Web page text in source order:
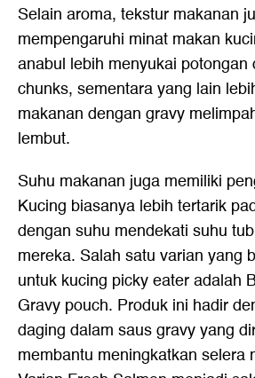
Selain aroma, tekstur makanan
mempengaruhi minat makan
anabul lebih menyukai
chunks, sementara yang lain
makanan dengan gravy
lembut.
Suhu makanan juga memiliki
Kucing biasanya lebih tertarik
dengan suhu mendekati suhu
mereka. Salah satu varian yang
untuk kucing picky eater adalah
Gravy pouch. Produk ini hadir
daging dalam saus gravy yang
membantu meningkatkan selera